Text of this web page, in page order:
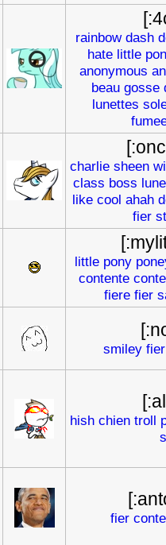
rainbow dash
hate little
anonymous
beau gosse
lunettes
charlie sheen
class boss
like cool ahah
fier
little pony
contente
fiere fier
smiley fier
hish chien troll
fier